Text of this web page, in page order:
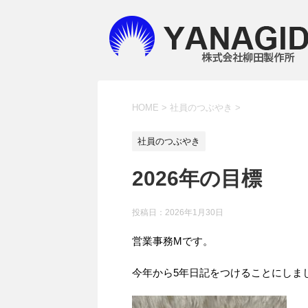
HOME > 社員のつぶやき >
社員のつぶやき
2026年の目標
投稿日： 2026年1月30日
営業事務Mです。
今年から5年日記をつけることにしま